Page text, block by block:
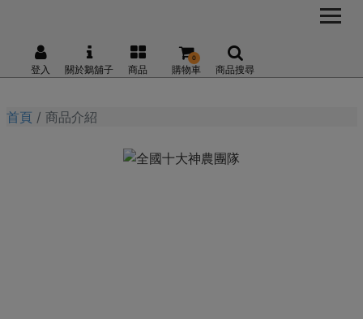
登入 關於鵝舖子 商品 購物車
0
商品搜尋
首頁 商品介紹